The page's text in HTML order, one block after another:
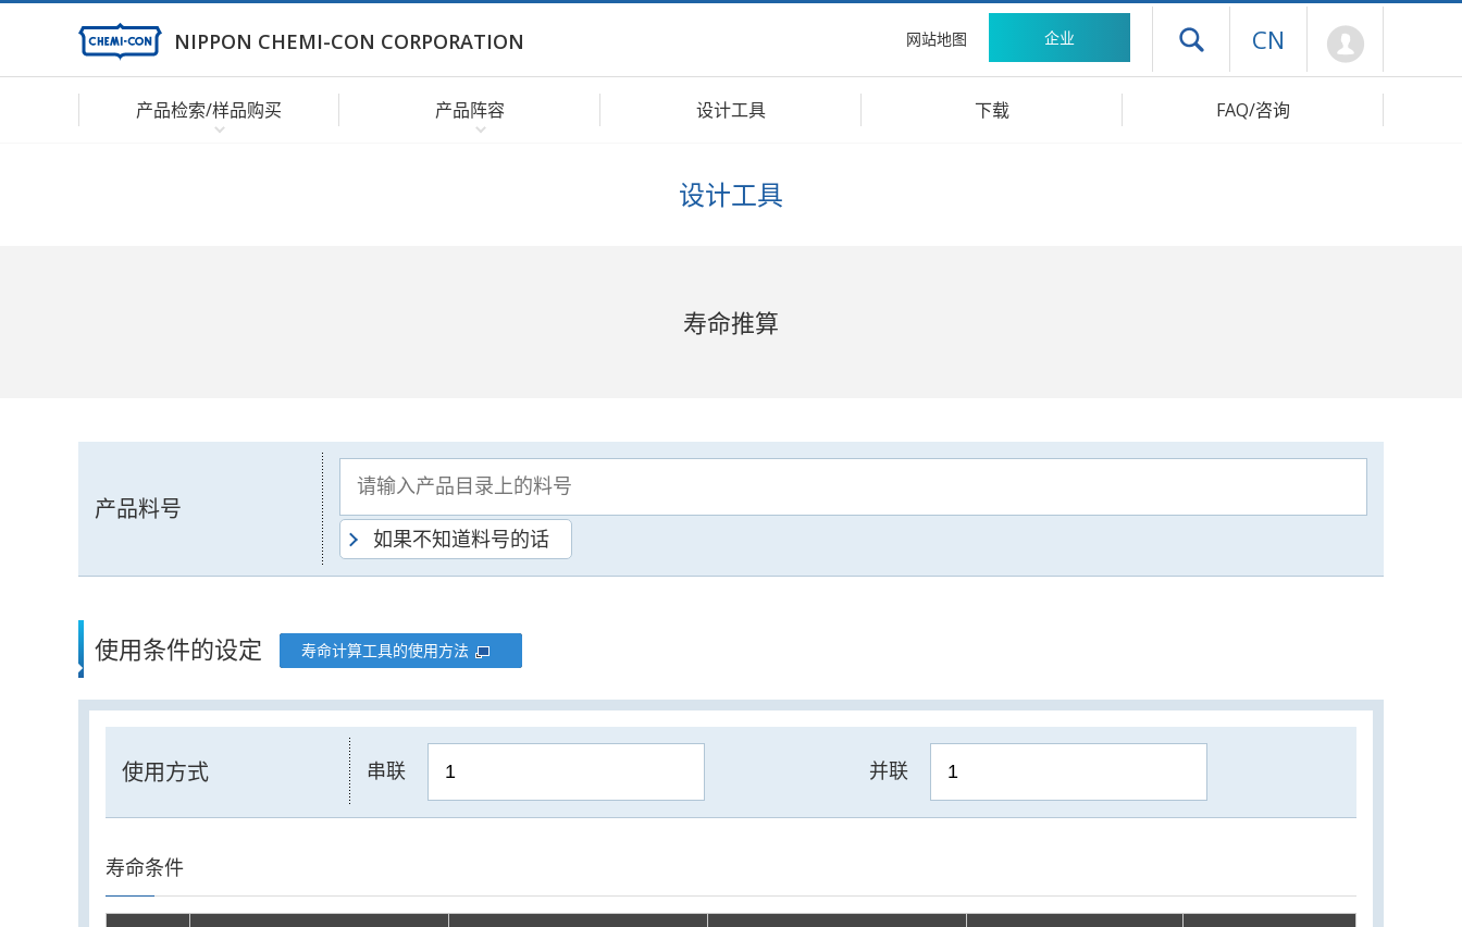
NIPPON CHEMI-CON CORPORATION 网站地图 企业 打开抽屉菜单
CN
产品检索/样品购买 产品阵容 设计工具 下载 FAQ/咨询
设计工具
寿命推算
产品料号
如果不知道料号的话
使用条件的设定 寿命计算工具的使用方法
使用方式 串联 并联
寿命条件